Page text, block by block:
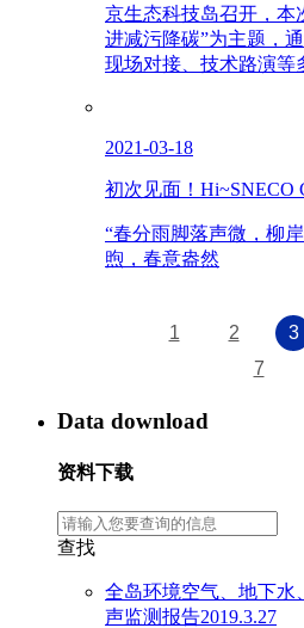
京生态科技岛召开，本
进减污降碳”为主题，
现场对接、技术路演等
2021-03-18
初次见面！Hi~SNECO
“春分雨脚落声微，柳
煦，春意盎然
1 2 3
7
Data download
资料下载
查找
全岛环境空气、地下水
声监测报告2019.3.27